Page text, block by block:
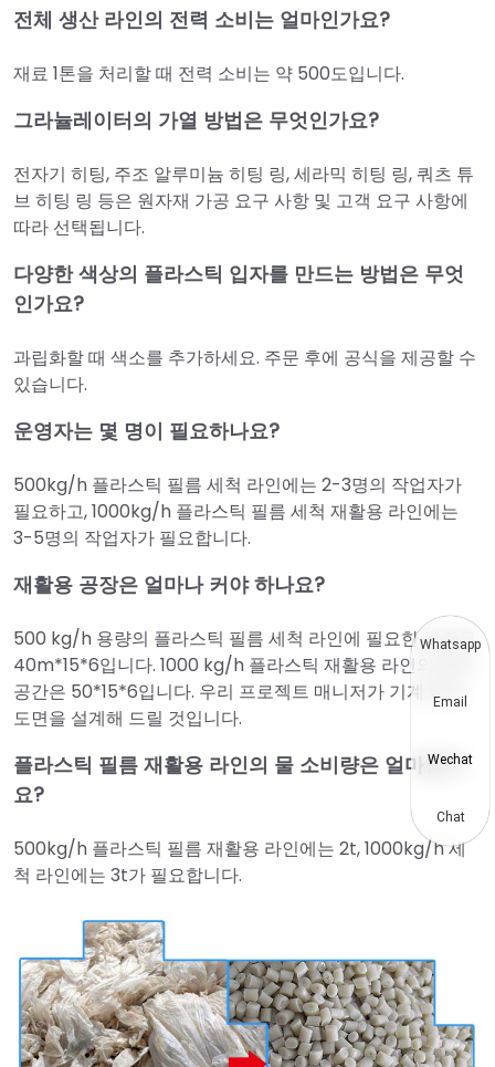
전체 생산 라인의 전력 소비는 얼마인가요?
재료 1톤을 처리할 때 전력 소비는 약 500도입니다.
그라뉼레이터의 가열 방법은 무엇인가요?
전자기 히팅, 주조 알루미늄 히팅 링, 세라믹 히팅 링, 쿼츠 튜
브 히팅 링 등은 원자재 가공 요구 사항 및 고객 요구 사항에
따라 선택됩니다.
다양한 색상의 플라스틱 입자를 만드는 방법은 무엇
인가요?
과립화할 때 색소를 추가하세요. 주문 후에 공식을 제공할 수
있습니다.
운영자는 몇 명이 필요하나요?
500kg/h 플라스틱 필름 세척 라인에는 2-3명의 작업자가
필요하고, 1000kg/h 플라스틱 필름 세척 재활용 라인에는
3-5명의 작업자가 필요합니다.
재활용 공장은 얼마나 커야 하나요?
500 kg/h 용량의 플라스틱 필름 세척 라인에 필요한 공간은
40m*15*6입니다. 1000 kg/h 플라스틱 재활용 라인의 경우
공간은 50*15*6입니다. 우리 프로젝트 매니저가 기계 배치
도면을 설계해 드릴 것입니다.
플라스틱 필름 재활용 라인의 물 소비량은 얼마인가
요?
500kg/h 플라스틱 필름 재활용 라인에는 2t, 1000kg/h 세
척 라인에는 3t가 필요합니다.
Whatsapp
Email
Wechat
Chat